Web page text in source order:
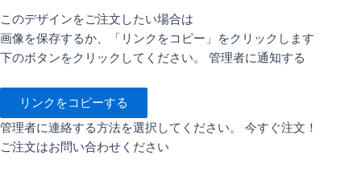
このデザインをご注文したい場合は
画像を保存するか、「リンクをコピー」をクリックします
下のボタンをクリックしてください。 管理者に通知する
リンクをコピーする
管理者に連絡する方法を選択してください。 今すぐ注文！
ご注文はお問い合わせください